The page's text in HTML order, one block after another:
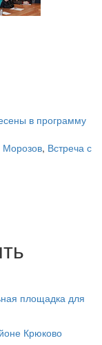
, Встреча с
площадка для
Крюково